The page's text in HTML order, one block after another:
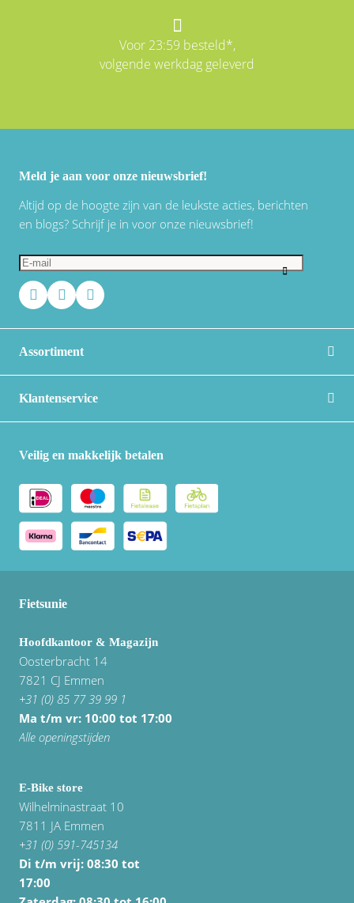
Voor 23:59 besteld*,
volgende werkdag geleverd
Meld je aan voor onze nieuwsbrief!
Altijd op de hoogte zijn van de leukste acties, berichten
en blogs? Schrijf je in voor onze nieuwsbrief!
Assortiment
Klantenservice
Veilig en makkelijk betalen
Fietsunie
Hoofdkantoor & Magazijn
Oosterbracht 14
7821 CJ Emmen
+31 (0) 85 77 39 99 1
Ma t/m vr: 10:00 tot 17:00
Alle openingstijden
E-Bike store
Wilhelminastraat 10
7811 JA Emmen
+31 (0) 591-745134
Di t/m vrij: 08:30 tot
17:00